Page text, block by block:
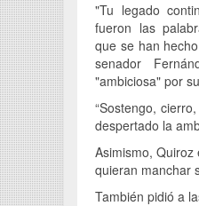
"Tu legado
fueron las
que se han
senador
"ambiciosa" por
“Sostengo,
despertado la
Asimismo,
quieran manchar
También pidió a